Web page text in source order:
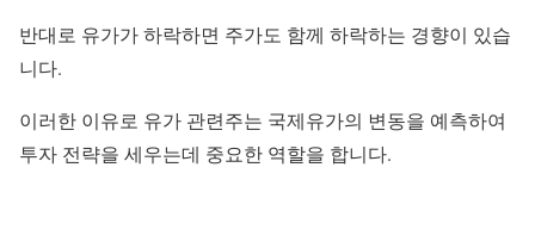
반대로 유가가 하락하면 주가도 함께 하락하는 경향이 있습
니다.
이러한 이유로 유가 관련주는 국제유가의 변동을 예측하여
투자 전략을 세우는데 중요한 역할을 합니다.